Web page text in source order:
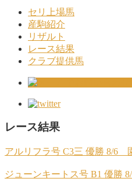
セリ上場馬
産駒紹介
リザルト
レース結果
クラブ提供馬
レース結果
アルリフラ号 C3三 優勝 8/6
ジューンキートス号 B1 優勝